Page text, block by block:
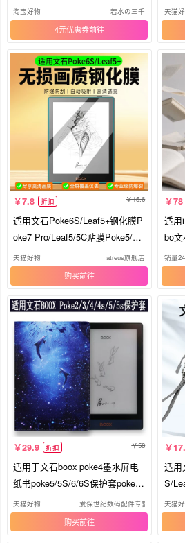
淘宝好物 若水の三千
4元优惠券
s保
器轻
天猫
7.8 折扣 15.6
适用文石Poke6S/Leaf5+钢化膜P
oke7 Pro/Leaf5/5C贴膜Poke5/5S
类纸膜Poke6保护膜BOOX电子书
阅读器屏幕膜
天猫好物 atreus旗舰店
购买
78
适用
bo文
6s保
唤醒
销量24
29.9 折扣 58
适用于文石boox poke4墨水屏电
纸书poke5/5S/6/6S保护套poke2/
3皮套poke4S电子书6英寸poke4li
te简约阅读器壳
天猫好物 爱保世纪数码配件专营店
购买
适用
S/
阅读
天猫